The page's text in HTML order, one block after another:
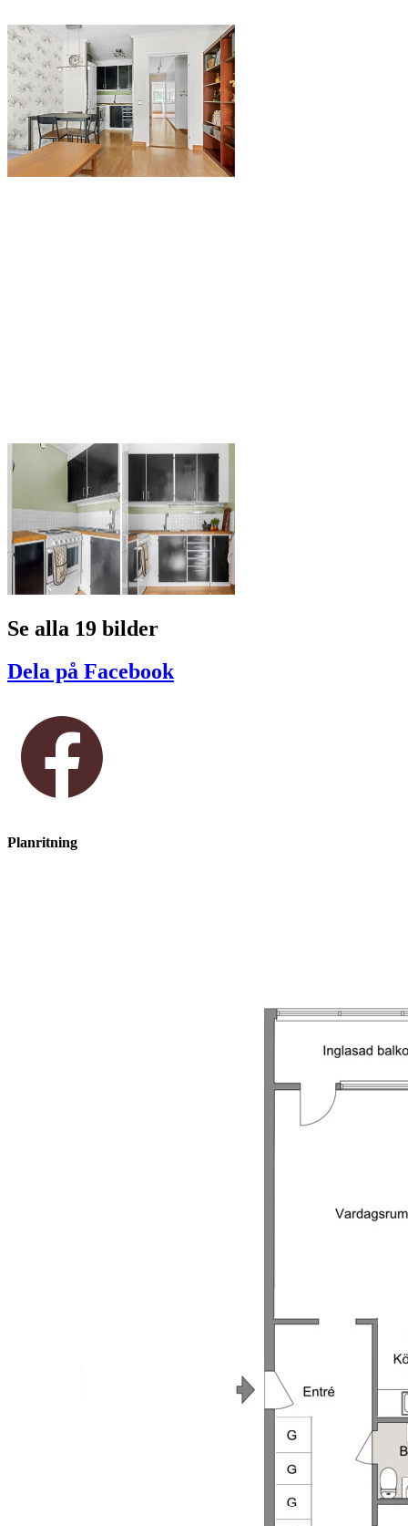
Se alla 19 bilder
Dela på Facebook
Planritning